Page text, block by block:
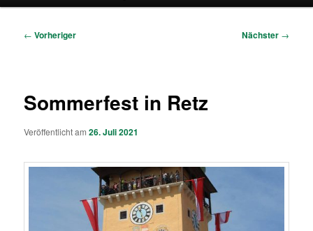
Beitragsnavigation
← Vorheriger Nächster →
Sommerfest in Retz
Veröffentlicht am26. Juli 2021